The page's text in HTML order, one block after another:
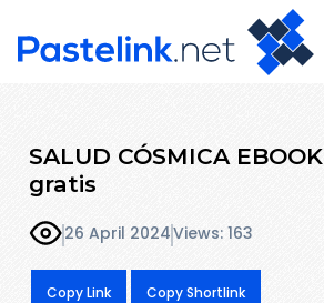
SALUD CÓSMICA
gratis
26 April 2024Views: 163
Copy Link Copy Shortlink